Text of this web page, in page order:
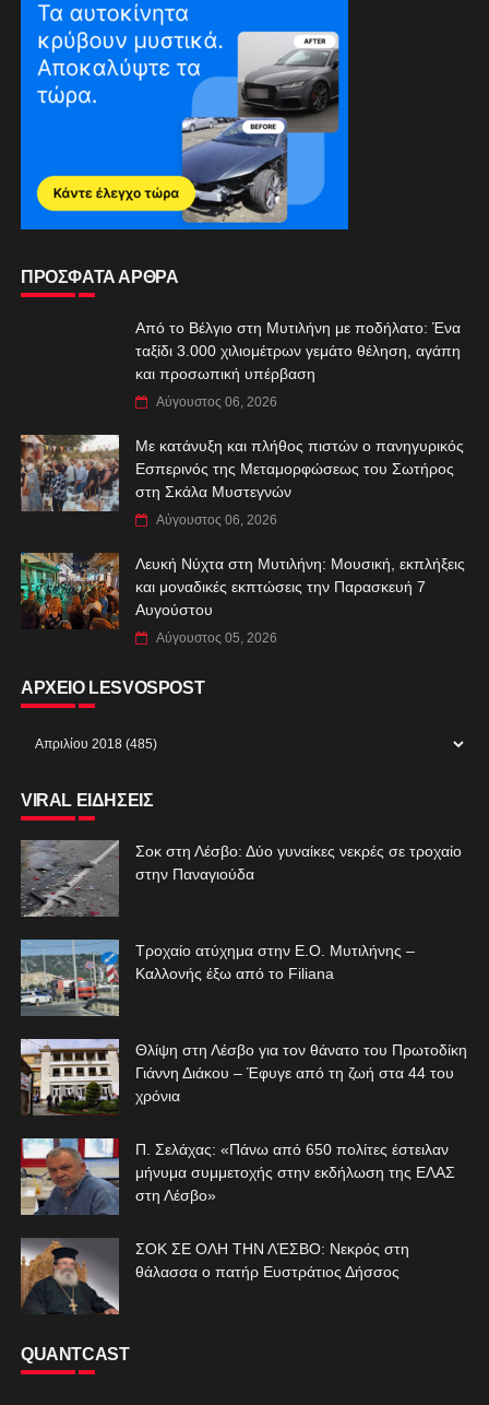
ΠΡΟΣΦΑΤΑ ΑΡΘΡΑ
Από το Βέλγιο στη Μυτιλήνη με ποδήλατο: Ένα
ταξίδι 3.000 χιλιομέτρων γεμάτο θέληση, αγάπη
και προσωπική υπέρβαση
Αύγουστος 06, 2026
Με κατάνυξη και πλήθος πιστών ο πανηγυρικός
Εσπερινός της Μεταμορφώσεως του Σωτήρος
στη Σκάλα Μυστεγνών
Αύγουστος 06, 2026
Λευκή Νύχτα στη Μυτιλήνη: Μουσική, εκπλήξεις
και μοναδικές εκπτώσεις την Παρασκευή 7
Αυγούστου
Αύγουστος 05, 2026
ΑΡΧΕΙΟ LESVOSPOST
VIRAL ΕΙΔΗΣΕΙΣ
Σοκ στη Λέσβο: Δύο γυναίκες νεκρές σε τροχαίο
στην Παναγιούδα
Τροχαίο ατύχημα στην Ε.Ο. Μυτιλήνης –
Καλλονής έξω από το Filiana
Θλίψη στη Λέσβο για τον θάνατο του Πρωτοδίκη
Γιάννη Διάκου – Έφυγε από τη ζωή στα 44 του
χρόνια
Π. Σελάχας: «Πάνω από 650 πολίτες έστειλαν
μήνυμα συμμετοχής στην εκδήλωση της ΕΛΑΣ
στη Λέσβο»
ΣΟΚ ΣΕ ΟΛΗ ΤΗΝ ΛΈΣΒΟ: Νεκρός στη
θάλασσα ο πατήρ Ευστράτιος Δήσσος
QUANTCAST